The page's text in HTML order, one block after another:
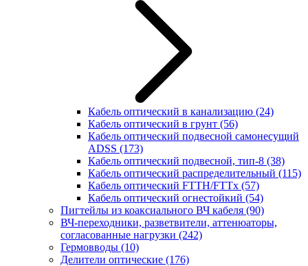
Кабель оптический в канализацию (24)
Кабель оптический в грунт (56)
Кабель оптический подвесной самонесущий
ADSS (173)
Кабель оптический подвесной, тип-8 (38)
Кабель оптический распределительный (115)
Кабель оптический FTTH/FTTx (57)
Кабель оптический огнестойкий (54)
Пигтейлы из коаксиального ВЧ кабеля (90)
ВЧ-переходники, разветвители, аттенюаторы,
согласованные нагрузки (242)
Гермовводы (10)
Делители оптические (176)